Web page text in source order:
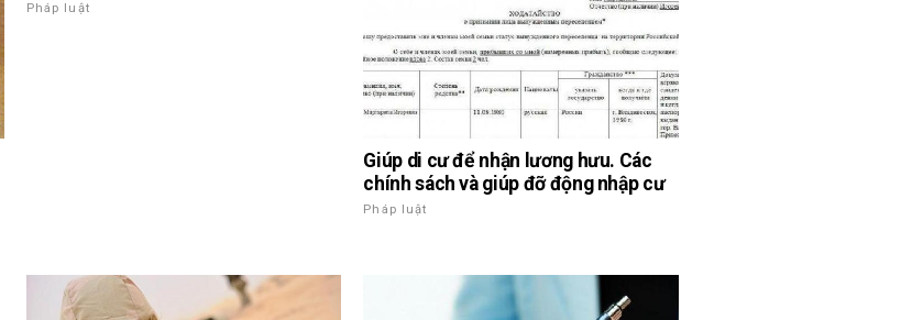
Pháp luật
Giúp di cư để nhận lương hưu. Các
chính sách và giúp đỡ động nhập cư
Pháp luật